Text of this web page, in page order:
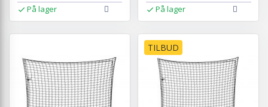
På lager På lager
TILBUD